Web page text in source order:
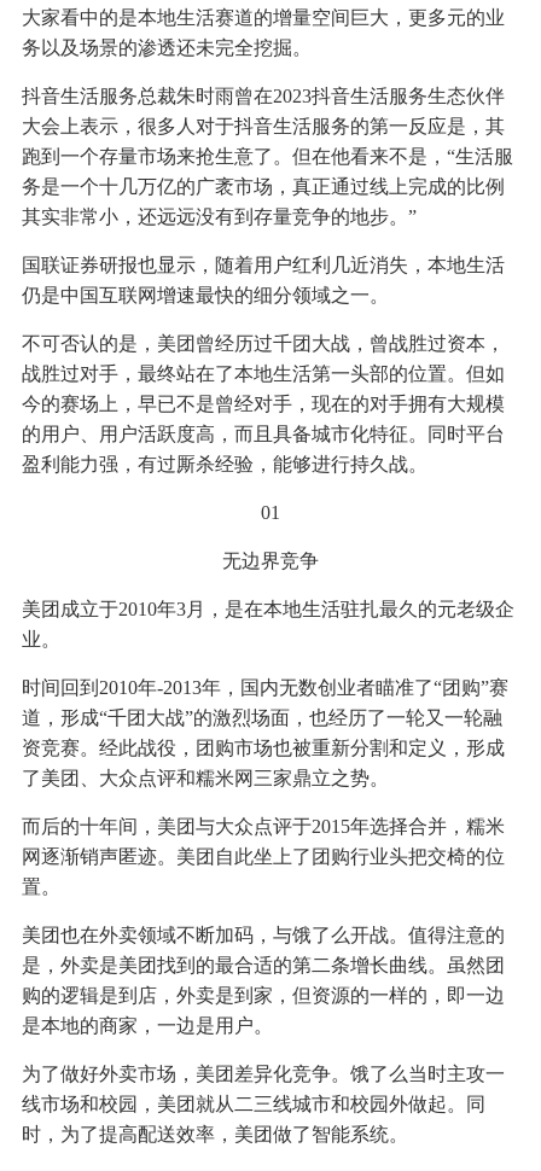
大家看中的是本地生活赛道的增量空间巨大，更多元的业
务以及场景的渗透还未完全挖掘。
抖音生活服务总裁朱时雨曾在2023抖音生活服务生态伙伴
大会上表示，很多人对于抖音生活服务的第一反应是，其
跑到一个存量市场来抢生意了。但在他看来不是，“生活服
务是一个十几万亿的广袤市场，真正通过线上完成的比例
其实非常小，还远远没有到存量竞争的地步。”
国联证券研报也显示，随着用户红利几近消失，本地生活
仍是中国互联网增速最快的细分领域之一。
不可否认的是，美团曾经历过千团大战，曾战胜过资本，
战胜过对手，最终站在了本地生活第一头部的位置。但如
今的赛场上，早已不是曾经对手，现在的对手拥有大规模
的用户、用户活跃度高，而且具备城市化特征。同时平台
盈利能力强，有过厮杀经验，能够进行持久战。
01
无边界竞争
美团成立于2010年3月，是在本地生活驻扎最久的元老级企
业。
时间回到2010年-2013年，国内无数创业者瞄准了“团购”赛
道，形成“千团大战”的激烈场面，也经历了一轮又一轮融
资竞赛。经此战役，团购市场也被重新分割和定义，形成
了美团、大众点评和糯米网三家鼎立之势。
而后的十年间，美团与大众点评于2015年选择合并，糯米
网逐渐销声匿迹。美团自此坐上了团购行业头把交椅的位
置。
美团也在外卖领域不断加码，与饿了么开战。值得注意的
是，外卖是美团找到的最合适的第二条增长曲线。虽然团
购的逻辑是到店，外卖是到家，但资源的一样的，即一边
是本地的商家，一边是用户。
为了做好外卖市场，美团差异化竞争。饿了么当时主攻一
线市场和校园，美团就从二三线城市和校园外做起。同
时，为了提高配送效率，美团做了智能系统。